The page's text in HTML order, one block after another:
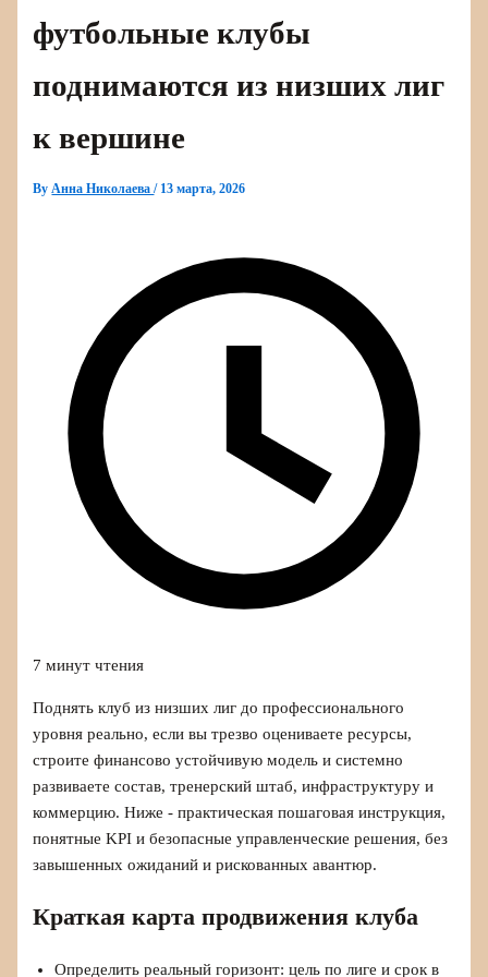
футбольные клубы
поднимаются из низших лиг
к вершине
ByАнна Николаева/ 13 марта, 2026
7 минут чтения
Поднять клуб из низших лиг до профессионального
уровня реально, если вы трезво оцениваете ресурсы,
строите финансово устойчивую модель и системно
развиваете состав, тренерский штаб, инфраструктуру и
коммерцию. Ниже - практическая пошаговая инструкция,
понятные KPI и безопасные управленческие решения, без
завышенных ожиданий и рискованных авантюр.
Краткая карта продвижения клуба
Определить реальный горизонт: цель по лиге и срок в